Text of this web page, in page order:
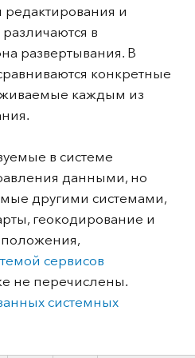
и
в
развертывания. В
конкретные
каждым из
в системе
данными, но
другими системами,
геокодирование и
сервисов
не перечислены.
системных